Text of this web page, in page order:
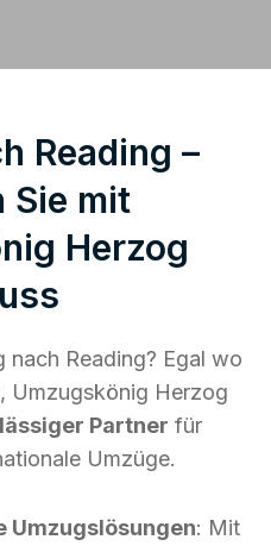
Reading –
Sie mit
Herzog
nach Reading? Egal wo
Umzugskönig Herzog
Partner für
Umzüge.
Umzugslösungen: Mit